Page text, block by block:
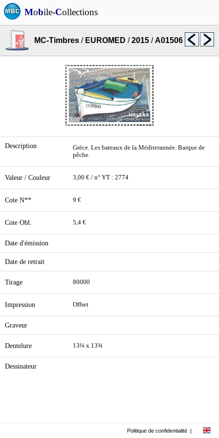
Mobile-Collections
MC-Timbres / EUROMED /2015 /A01506
Description
Grèce. Les bateaux de la Méditerannée. Barque de
pêche.
Valeur / Couleur 3,00 € / n° YT : 2774
Cote N** 9 €
Cote Obl. 5,4 €
Date d'émission
Date de retrait
Tirage 80000
Impression Offset
Graveur
Dentelure 13¼ x 13¾
Dessinateur
Politique de confidentialité |